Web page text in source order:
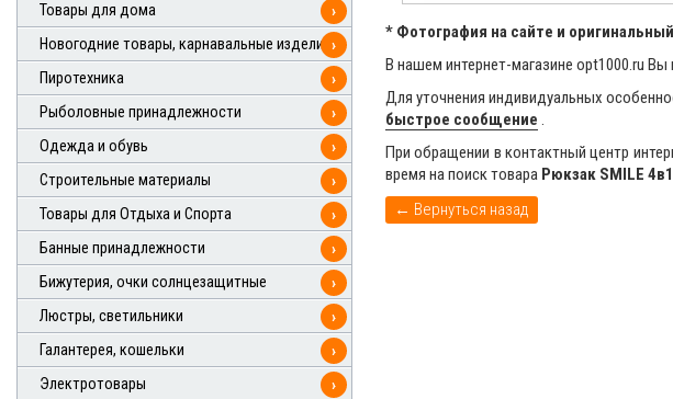
Товары для дома
›
Новогодние товары, карнавальные изделия ›
Пиротехника
›
Рыболовные принадлежности
›
Одежда и обувь
›
Строительные материалы
›
Товары для Отдыха и Спорта
›
Банные принадлежности
›
Бижутерия, очки солнцезащитные
›
Люстры, светильники
›
Галантерея, кошельки
›
Электротовары
›
* Фотография на сайте и
В нашем интернет-магазине opt1000.ru
Для уточнения индивидуальных
быстрое сообщение .
При обращении в контактный центр
время на поиск товара Рюкзак SMILE